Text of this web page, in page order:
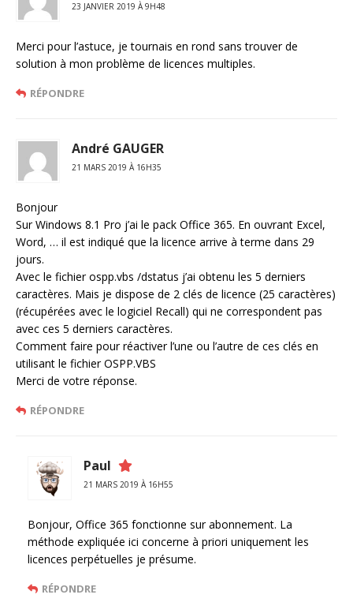
23 JANVIER 2019 À 9H48
Merci pour l’astuce, je tournais en rond sans trouver de
solution à mon problème de licences multiples.
RÉPONDRE
André GAUGER
21 MARS 2019 À 16H35
Bonjour
Sur Windows 8.1 Pro j’ai le pack Office 365. En ouvrant Excel,
Word, … il est indiqué que la licence arrive à terme dans 29
jours.
Avec le fichier ospp.vbs /dstatus j’ai obtenu les 5 derniers
caractères. Mais je dispose de 2 clés de licence (25 caractères)
(récupérées avec le logiciel Recall) qui ne correspondent pas
avec ces 5 derniers caractères.
Comment faire pour réactiver l’une ou l’autre de ces clés en
utilisant le fichier OSPP.VBS
Merci de votre réponse.
RÉPONDRE
Paul
21 MARS 2019 À 16H55
Bonjour, Office 365 fonctionne sur abonnement. La
méthode expliquée ici concerne à priori uniquement les
licences perpétuelles je présume.
RÉPONDRE